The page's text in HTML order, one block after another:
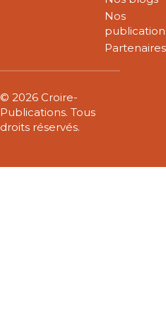
Nos
Partenaires
© 2026 Croire-
Publications. Tous
droits réservés.